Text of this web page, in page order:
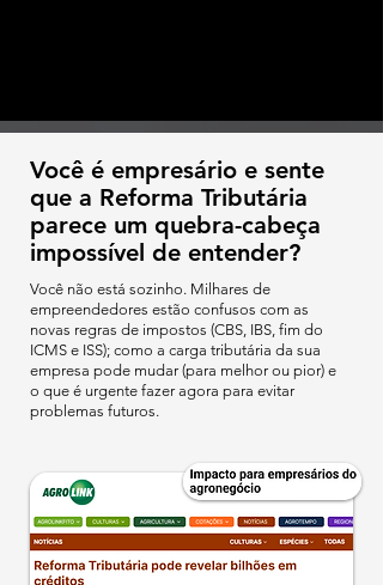
Você é empresário e sente
que a Reforma Tributária
parece um quebra-cabeça
impossível de entender?
Você não está sozinho. Milhares de
empreendedores estão confusos com as
novas regras de impostos (CBS, IBS, fim do
ICMS e ISS); como a carga tributária da sua
empresa pode mudar (para melhor ou pior) e
o que é urgente fazer agora para evitar
problemas futuros.